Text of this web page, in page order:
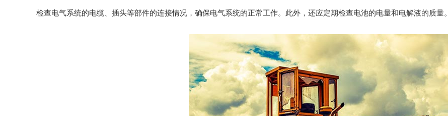
检查电气系统的电缆、插头等部件的连接情况，确保电气系统的正常工作。此外，还应定期检查电池的电量和电解液的质量。